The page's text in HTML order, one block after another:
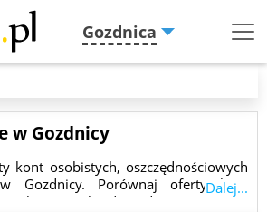
Gozdnica
w Gozdnicy
kont osobistych, oszczędnościowych
Gozdnicy. Porównaj oferty kont
konto najbardziej dopasowane do
Dalej...